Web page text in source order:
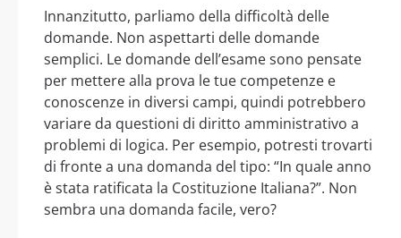
Innanzitutto, parliamo della difficoltà delle
domande. Non aspettarti delle domande
semplici. Le domande dell’esame sono pensate
per mettere alla prova le tue competenze e
conoscenze in diversi campi, quindi potrebbero
variare da questioni di diritto amministrativo a
problemi di logica. Per esempio, potresti trovarti
di fronte a una domanda del tipo: “In quale anno
è stata ratificata la Costituzione Italiana?”. Non
sembra una domanda facile, vero?